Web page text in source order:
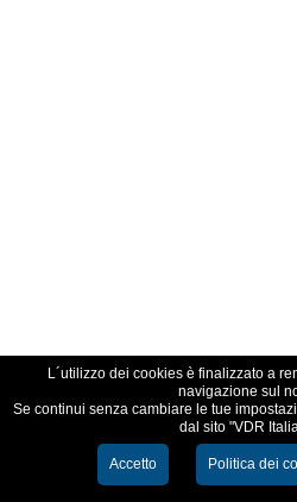
L´utilizzo dei cookies è finalizzato a
navigazione sul
Se continui senza cambiare le tue
dal sito "VDR
Accetto Politica dei